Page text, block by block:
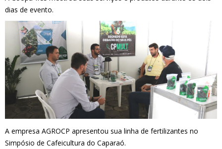
dias de evento.
A empresa AGROCP apresentou sua linha de fertilizantes no
Simpósio de Cafeicultura do Caparaó.